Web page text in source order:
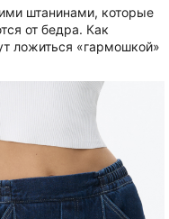
штанинами, которые
от бедра. Как
ложиться «гармошкой»